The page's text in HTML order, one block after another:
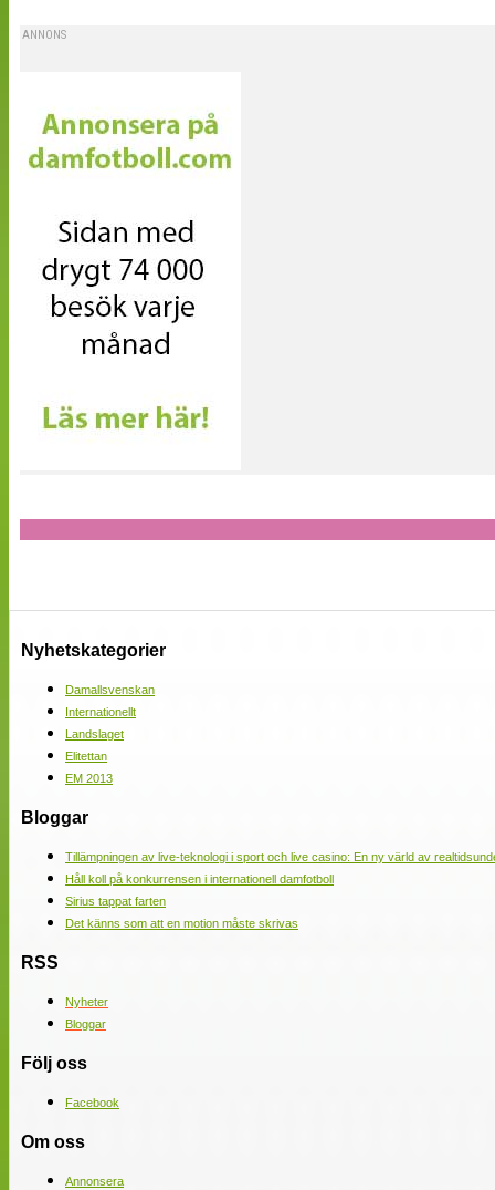
ANNONS
Nyhetskategorier
Damallsvenskan
Internationellt
Landslaget
Elitettan
EM 2013
Bloggar
Tillämpningen av live-teknologi i sport och live casino: En ny värld av
Håll koll på konkurrensen i internationell damfotboll
Sirius tappat farten
Det känns som att en motion måste skrivas
RSS
Nyheter
Bloggar
Följ oss
Facebook
Om oss
Annonsera